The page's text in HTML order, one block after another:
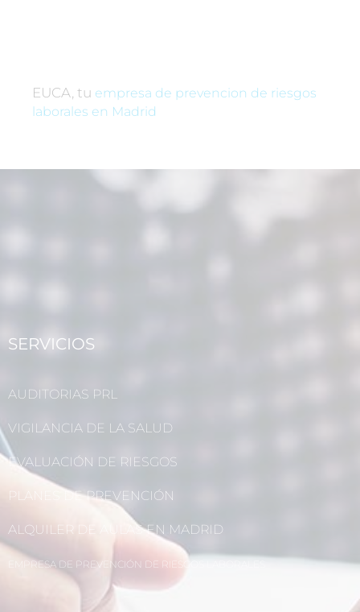
EUCA, tu empresa de prevencion de riesgos
laborales en Madrid
SERVICIOS
AUDITORIAS PRL
VIGILANCIA DE LA SALUD
EVALUACIÓN DE RIESGOS
PLANES DE PREVENCIÓN
ALQUILER DE AULAS EN MADRID
EMPRESA DE PREVENCIÓN DE RIESGOS LABORALES